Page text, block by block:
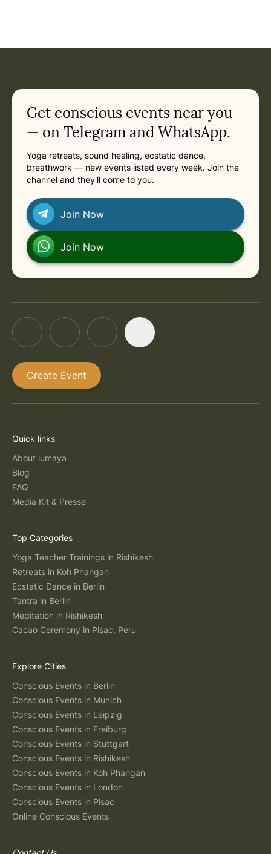
Get conscious events near you
— on Telegram and WhatsApp.
Yoga retreats, sound healing, ecstatic dance,
breathwork — new events listed every week. Join the
channel and they'll come to you.
Join Now
Join Now
Create Event
Quick links
About lumaya
Blog
FAQ
Media Kit & Presse
Top Categories
Yoga Teacher Trainings in Rishikesh
Retreats in Koh Phangan
Ecstatic Dance in Berlin
Tantra in Berlin
Meditation in Rishikesh
Cacao Ceremony in Pisac, Peru
Explore Cities
Conscious Events in Berlin
Conscious Events in Munich
Conscious Events in Leipzig
Conscious Events in Freiburg
Conscious Events in Stuttgart
Conscious Events in Rishikesh
Conscious Events in Koh Phangan
Conscious Events in London
Conscious Events in Pisac
Online Conscious Events